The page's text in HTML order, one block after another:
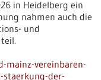
in Heidelberg ein
nahmen auch die
und
vereinbaren-
staerkung-der-